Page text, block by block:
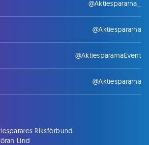
@Aktiespararna_
@Aktiespararna
@AktiespararnaEvent
@Aktiespararna
Riksförbund
Lind